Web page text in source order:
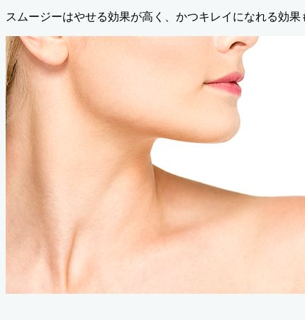
スムージーはやせる効果が高く、かつキレイになれる効